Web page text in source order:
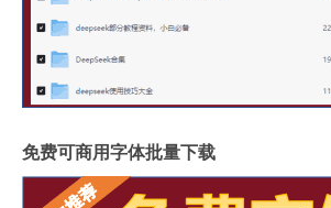
免费可商用字体批量下载